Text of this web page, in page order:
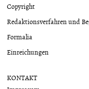
Copyright
Redaktionsverfahren und
Formalia
Einreichungen
KONTAKT